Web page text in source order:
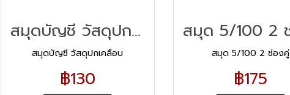
สมุดบัญชี วัสดุปกเคลือบ
สมุดบัญชี วัสดุปกเคลือบ
฿130
สมุด 5/100 2 ช่องคู่
฿175